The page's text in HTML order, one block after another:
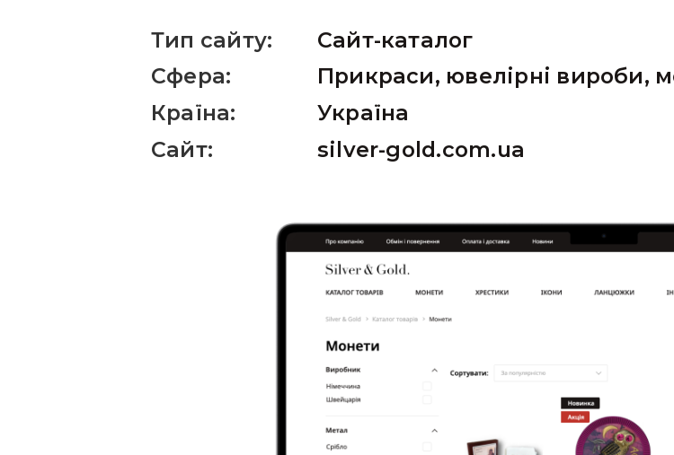
Тип сайту:
Сайт-каталог
Сфера:
Прикраси, ювелірні вироби,
Країна:
Україна
Сайт:
silver-gold.com.ua